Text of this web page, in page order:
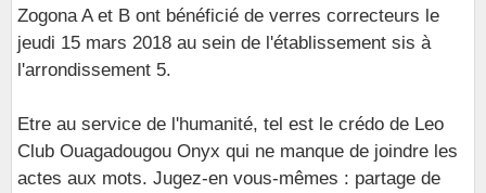
Zogona A et B ont bénéficié de verres correcteurs le
jeudi 15 mars 2018 au sein de l'établissement sis à
l'arrondissement 5.
Etre au service de l'humanité, tel est le crédo de Leo
Club Ouagadougou Onyx qui ne manque de joindre les
actes aux mots. Jugez-en vous-mêmes : partage de